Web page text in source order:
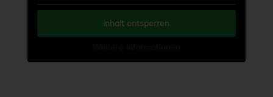
Inhalt entsperren
Weitere Informationen